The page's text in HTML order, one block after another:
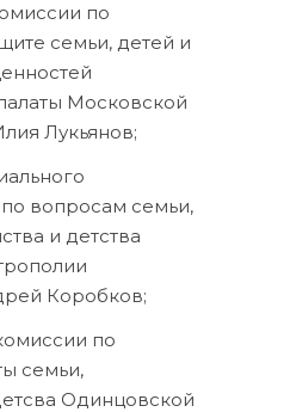
по
семьи, детей и
Московской
Лукьянов;
по вопросам семьи,
и детства
Коробков;
по
семьи,
Одинцовской